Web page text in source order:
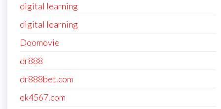
digital learning
digital learning
Doomovie
dr888
dr888bet.com
ek4567.com